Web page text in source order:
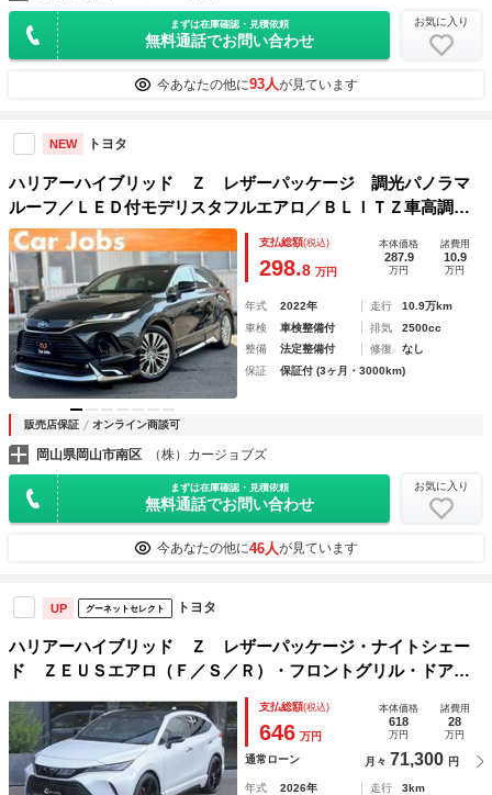
まずは在庫確認・見積依頼
無料通話でお問い合わせ
お気に入り
今あなたの他に93人が見ています
NEW トヨタ
ハリアーハイブリッド Ｚ レザーパッケージ 調光パノラマ
ルーフ／ＬＥＤ付モデリスタフルエアロ／ＢＬＩＴＺ車高調／
社外ＬＥＤテールランプ＋ＬＥＤリフレクター／パノラミック
ビュー／デジタルインナーミラー／１２．３インチナビ／ＪＢ
Ｌプレミアムサウンド
支払総額(税込)
298.8 万円
本体価格
287.9
万円
諸費用
10.9
万円
年式 2022年 走行
10.9万km
車検
車検整備付 排気
2500cc
整備
法定整備付 修復
なし
保証
保証付 (3ヶ月・3000km)
販売店保証 オンライン商談可
岡山県岡山市南区 （株）カージョブズ
まずは在庫確認・見積依頼
無料通話でお問い合わせ
お気に入り
今あなたの他に46人が見ています
UP グーネットセレクト トヨタ
ハリアーハイブリッド Ｚ レザーパッケージ・ナイトシェー
ド ＺＥＵＳエアロ（Ｆ／Ｓ／Ｒ）・フロントグリル・ドアミ
ラーカバー・カーボン調ピラーパネル・リアゲートスポイラ
ー・２本出しマフラーカッター・２２インチＡＷ・ダウンサ
ス・パノラマルーフ・スペアタイヤ・ＩＴＳ
支払総額(税込)
646 万円
本体価格
618
万円
諸費用
28
万円
通常ローン 月々 71,300 円
年式 2026年 走行
3km